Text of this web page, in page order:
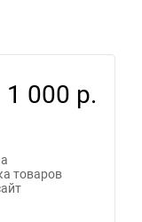
1 000 р.
товаров